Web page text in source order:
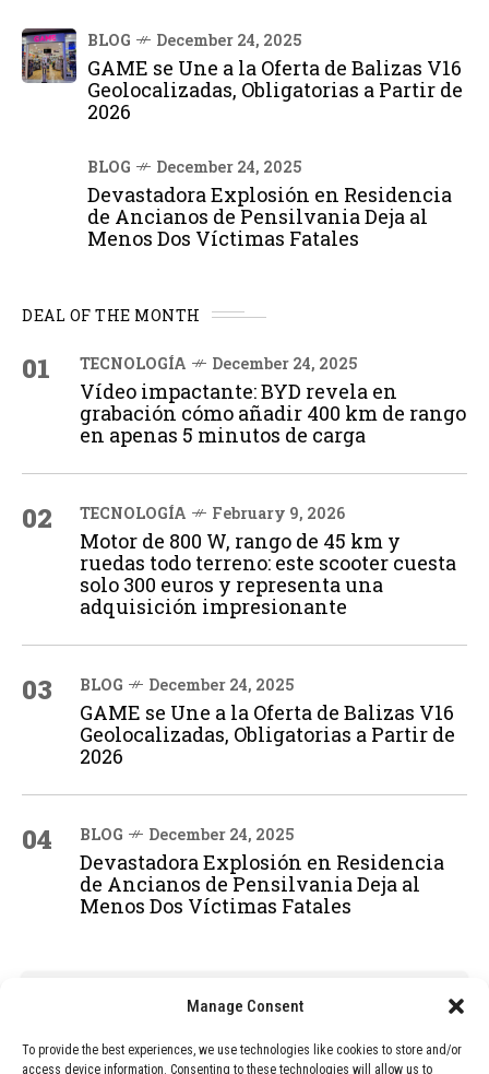
Manage Consent
To provide the best experiences, we use technologies like cookies to store and/or
access device information. Consenting to these technologies will allow us to
BLOG December 24, 2025
GAME se Une a la Oferta de Balizas V16
Geolocalizadas, Obligatorias a Partir de
2026
BLOG December 24, 2025
Devastadora Explosión en Residencia
de Ancianos de Pensilvania Deja al
Menos Dos Víctimas Fatales
DEAL OF THE MONTH
01 TECNOLOGÍA December 24, 2025
Vídeo impactante: BYD revela en
grabación cómo añadir 400 km de rango
en apenas 5 minutos de carga
02 TECNOLOGÍA February 9, 2026
Motor de 800 W, rango de 45 km y
ruedas todo terreno: este scooter cuesta
solo 300 euros y representa una
adquisición impresionante
03 BLOG December 24, 2025
GAME se Une a la Oferta de Balizas V16
Geolocalizadas, Obligatorias a Partir de
2026
04 BLOG December 24, 2025
Devastadora Explosión en Residencia
de Ancianos de Pensilvania Deja al
Menos Dos Víctimas Fatales